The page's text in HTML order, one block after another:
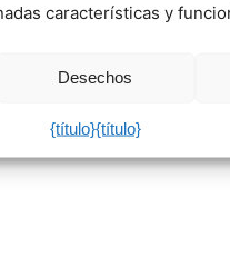
características y
Desechos
{título}{título}